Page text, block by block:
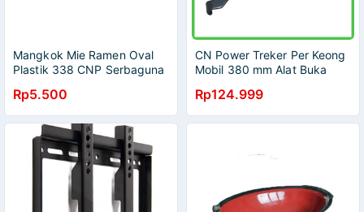
Mangkok Mie Ramen Oval
Plastik 338 CNP Serbaguna
Rp5.500
CN Power Treker Per Keong
Mobil 380 mm Alat Buka
Compressor
Rp124.999